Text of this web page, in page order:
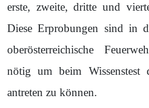
erste, zweite, dritte und
Diese Erprobungen sind in
oberösterreichische
nötig um beim Wissenstest
antreten zu können.